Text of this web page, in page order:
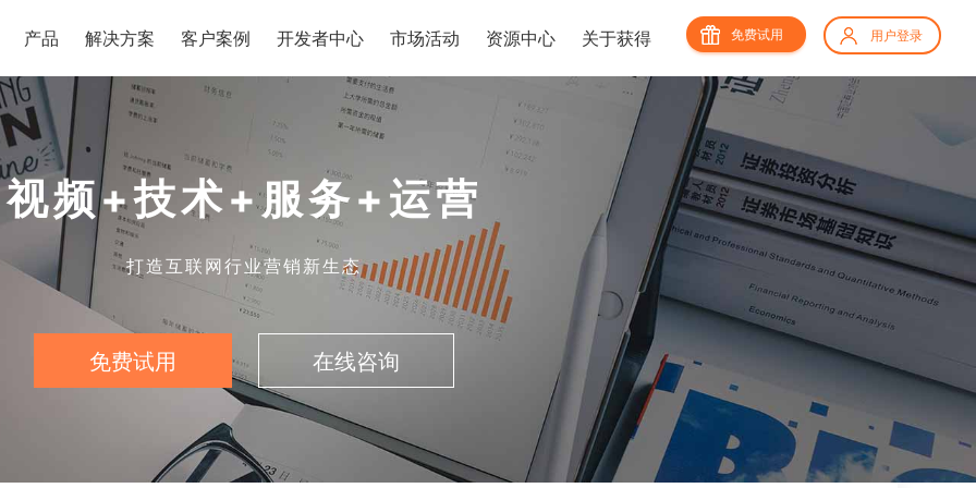
产品 解决方案 客户案例 开发者中心 市场活动 资源中心 关于获得 用户登录
免费试用
视频+技术+服务+运营
打造互联网行业营销新生态
免费试用 在线咨询